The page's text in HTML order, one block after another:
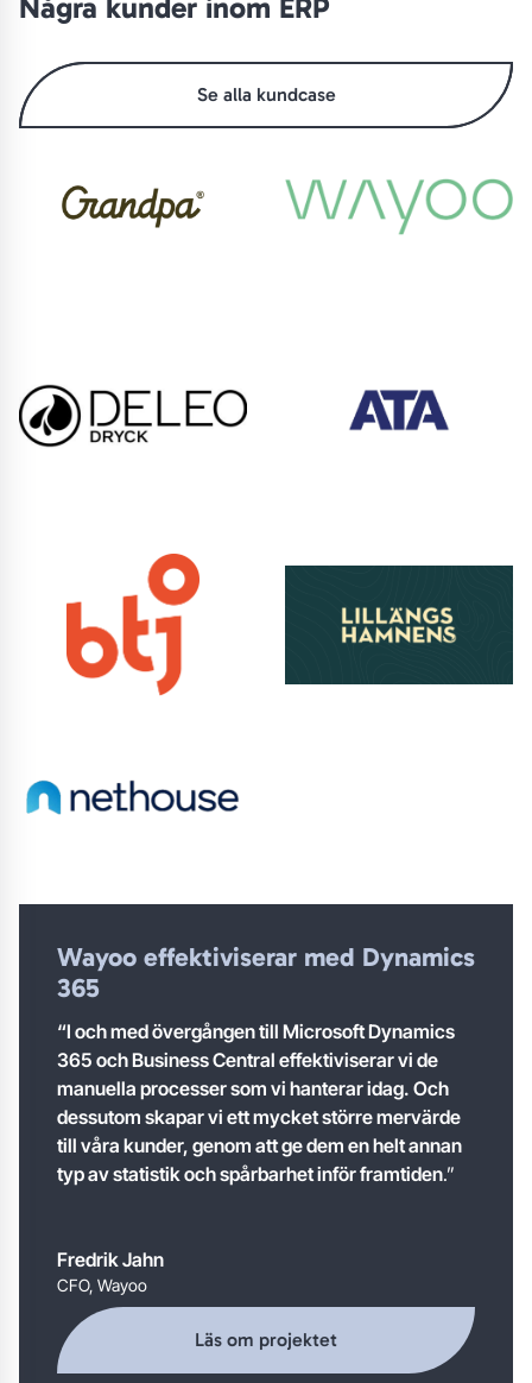
Se alla kundcase
Wayoo effektiviserar med Dynamics
365
“I och med övergången till Microsoft Dynamics
365 och Business Central effektiviserar vi de
manuella processer som vi hanterar idag. Och
dessutom skapar vi ett mycket större mervärde
till våra kunder, genom att ge dem en helt annan
typ av statistik och spårbarhet inför framtiden.”
Fredrik Jahn
CFO, Wayoo
Läs om projektet